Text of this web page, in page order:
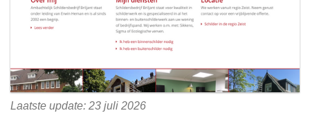
Laatste update: 23 juli 2026